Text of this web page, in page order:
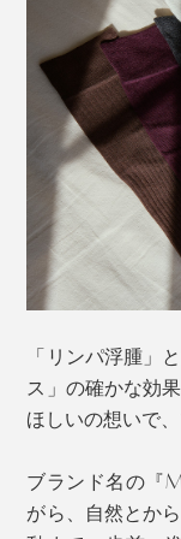
な色合い。ス
ず、ボトムと靴
す。
「コットンリブ
「リンパ浮腫」
ス」の確かな効
ほしいの想いで
ブランド名の『
がら、自然とか